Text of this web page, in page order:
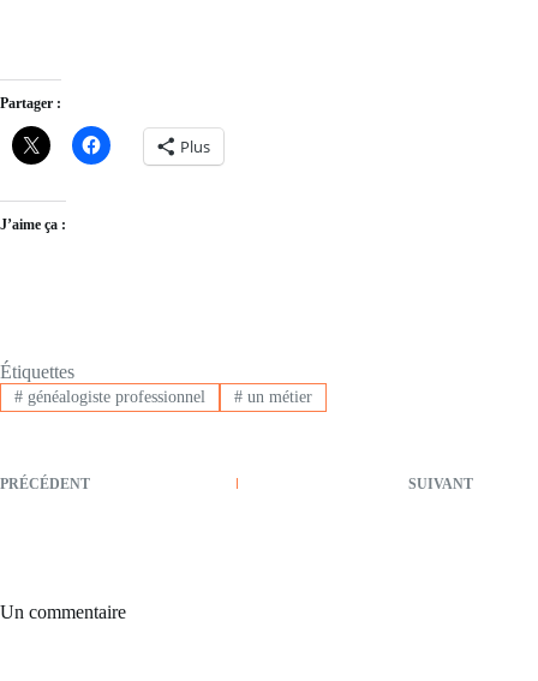
Partager :
Plus
J’aime ça :
Étiquettes
#généalogiste professionnel #un métier
PRÉCÉDENT SUIVANT
Un commentaire